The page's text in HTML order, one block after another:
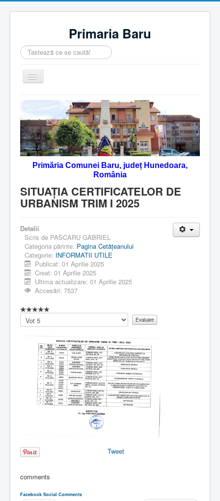
Primaria Baru
Căutare
...
Comută
navigarea
Home
Despre noi
Noutăţi
Contact
Servicii Online
Primăria Comunei Baru, județ Hunedoara,
România
SITUAȚIA CERTIFICATELOR DE
URBANISM TRIM I 2025
Detalii
Scris de PASCARU GABRIEL
Categoria părinte: Pagina Cetăţeanului
Categorie: INFORMATII UTILE
Publicat: 01 Aprilie 2025
Creat: 01 Aprilie 2025
Ultima actualizare: 01 Aprilie 2025
Accesări: 7537
Vă
rugăm
evaluați
Tweet
comments
Facebook Social Comments